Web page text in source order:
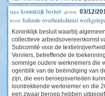
type koninklijk besluit prom. 03/12/
bron federale overheidsdienst
Koninklijk besluit waarbij
collectieve arbeidsovereenkomst
Subcomité voor de
Verviers, betreffende de
sommige oudere werknemers die
ogenblik van de beëindiging van
zijn, die een beroepsverleden
loontrekkende werknemer en die
een zwaar beroep hebben